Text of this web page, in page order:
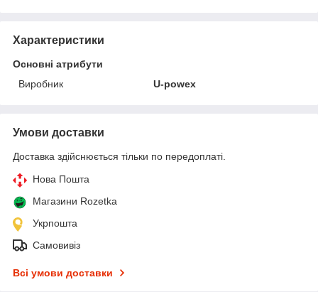
Характеристики
Основні атрибути
Виробник
U-powex
Умови доставки
Доставка здійснюється тільки по передоплаті.
Нова Пошта
Магазини Rozetka
Укрпошта
Самовивіз
Всі умови доставки